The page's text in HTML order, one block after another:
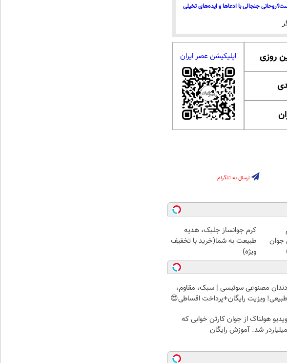
جنجالی با ادعاها و ایده‌های تخیلی
اپلیکیشن عصر ایران
ارسال به تلگرام
جوان
کرم جوانساز جلبک، هدیه
طبیعت به شما(خرید با تخفیف
ویژه)
دندان مصنوعی سوئیسی | سبک، مقاوم،
طبیعی! ویزیت رایگان+پرداخت اقساطی😍
ویدیو هولناک از جوان کارتن خوابی که
میلیاردر شد. آموزش رایگان